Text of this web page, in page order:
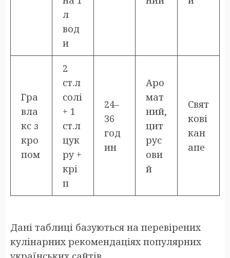
л
вод
и
Гра
вла
кс з
кро
пом
2
ст.л
солі
+ 1
ст.л
цук
ру +
крі
п
24–
36
год
ин
Аро
мат
ний,
цит
рус
ови
й
Свят
кові
кан
апе
Дані таблиці базуються на перевірених
кулінарних рекомендаціях популярних